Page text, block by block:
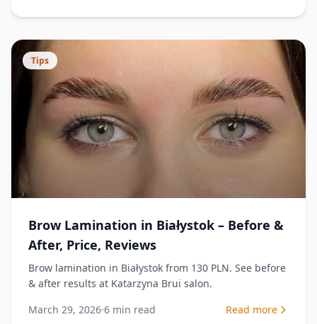
Tips
Brow Lamination in Białystok – Before &
After, Price, Reviews
Brow lamination in Białystok from 130 PLN. See before
& after results at Katarzyna Brui salon.
March 29, 2026 6 min read Read more